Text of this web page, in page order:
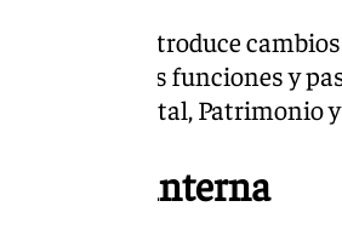
también introduce
nuevas funciones y
Ambiental, Patrimonio
interna